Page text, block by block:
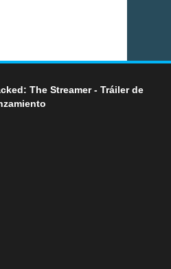
The Streamer - Tráiler de